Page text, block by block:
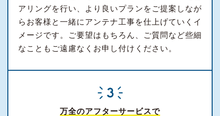
アリングを行い、より良いプランをご提案しなが
らお客様と一緒にアンテナ工事を仕上げていくイ
メージです。ご要望はもちろん、ご質問など些細
なこともご遠慮なくお申し付けください。
万全のアフターサービスで